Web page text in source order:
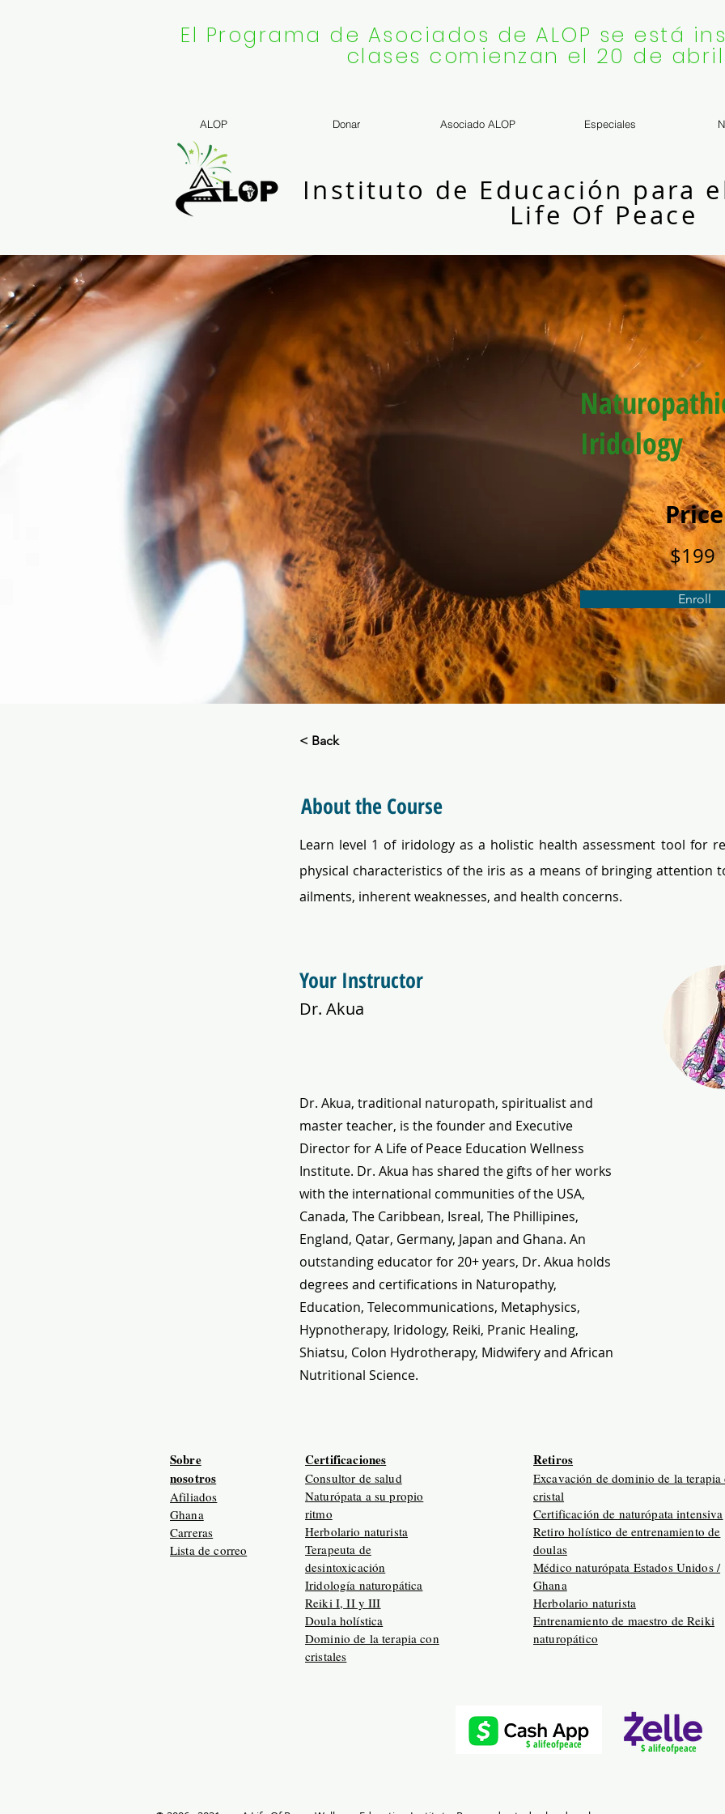
El Programa de Asociados de ALOP se está
clases comienzan el 20 de abril
Instituto de Educación para
Life Of Peace
ALOP Donar Asociado ALOP Especiales
Iridology
Price
$199
Enroll
< Back
About the Course
Learn level 1 of iridology as a holistic health assessment tool for
physical characteristics of the iris as a means of bringing attention
ailments, inherent weaknesses, and health concerns.
Your Instructor
Dr. Akua
Dr. Akua, traditional naturopath, spiritualist and
master teacher, is the founder and Executive
Director for A Life of Peace Education Wellness
Institute. Dr. Akua has shared the gifts of her works
with the international communities of the USA,
Canada, The Caribbean, Isreal, The Phillipines,
England, Qatar, Germany, Japan and Ghana. An
outstanding educator for 20+ years, Dr. Akua holds
degrees and certifications in Naturopathy,
Education, Telecommunications, Metaphysics,
Hypnotherapy, Iridology, Reiki, Pranic Healing,
Shiatsu, Colon Hydrotherapy, Midwifery and African
Nutritional Science.
Sobre
nosotros
Afiliados
Ghana
Carreras
Lista de correo
Certificaciones
Consultor de salud
Naturópata a su propio
ritmo
Herbolario naturista
Terapeuta de
desintoxicación
Iridología naturopática
Reiki I, II y III
Doula holística
Dominio de la terapia con
cristales
Retiros
Excavación de dominio de la terapia
cristal
Certificación de naturópata intensiva
Retiro holístico de entrenamiento de
doulas
Médico naturópata Estados Unidos /
Ghana
Herbolario naturista
Entrenamiento de maestro de Reiki
naturopático
$ alifeofpeace $ alifeofpeace